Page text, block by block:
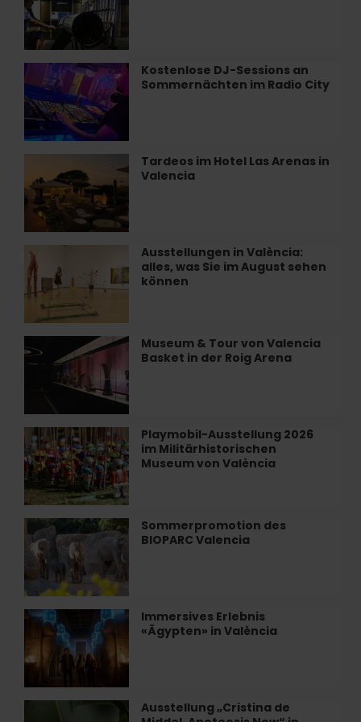
Valencia
und
Mathematik“
in
València
Kostenlose DJ-Sessions an
Sommernächten im Radio City
Kostenlose
DJ-
Sessions
an
Sommernächten
im
City
Tardeos im Hotel Las Arenas in
Valencia
im
Hotel
Las
Arenas
in
Valencia
Ausstellungen in València:
alles, was Sie im August sehen
können
Ausstellungen
in
València:
alles,
was
Sie
im
August
sehen
Museum & Tour von Valencia
Basket in der Roig Arena
Museum
&
Valencia
Basket
in
der
Roig
Arena
Playmobil-Ausstellung 2026
im Militärhistorischen
Museum von València
Playmobil-
Ausstellung
2026
im
Militärhistorischen
Museum
von
València
Sommerpromotion des
BIOPARC Valencia
Sommerpromotion
des
BIOPARC
Valencia
Immersives Erlebnis
«Ägypten» in València
Immersives
Erlebnis
«Ägypten»
in
València
Ausstellung „Cristina de